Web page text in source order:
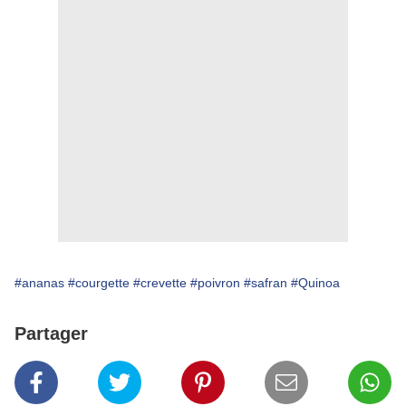
#ananas #courgette #crevette #poivron #safran #Quinoa
Partager